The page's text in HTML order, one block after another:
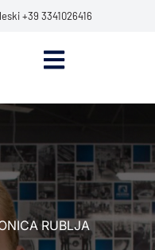
+39 3341026416
RUBLJA